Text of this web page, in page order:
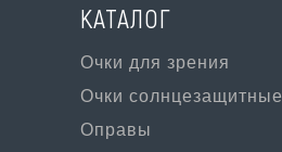
Очки для зрения
Очки солнцезащитные
Оправы
КАТАЛОГ